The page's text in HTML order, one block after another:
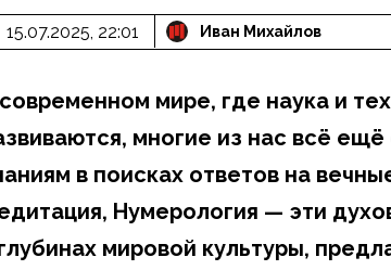
15.07.2025, 22:01 Иван Михайлов
мире, где наука и
многие из нас всё
в поисках ответов на
Нумерология — эти
мировой культуры,